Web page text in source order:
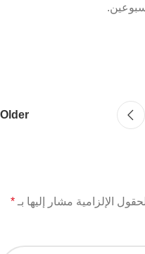
Older
الإلزامية مشار إليها بـ *